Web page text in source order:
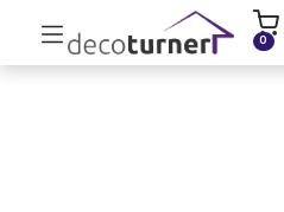
0